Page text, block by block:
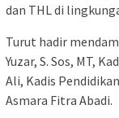
dan THL di
Turut hadir
Yuzar, S. Sos, MT,
Ali, Kadis
Asmara Fitra Abadi.